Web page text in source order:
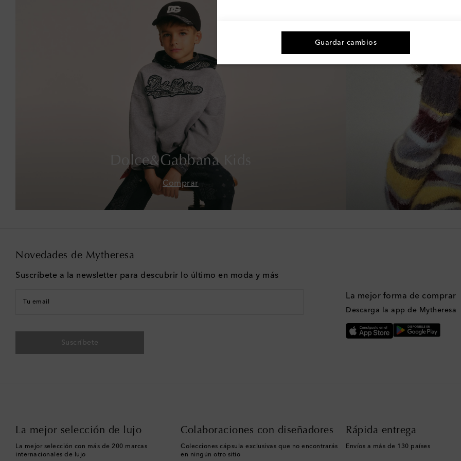
Dolce&Gabbana Kids
Comprar
Novedades de Mytheresa
Suscríbete a la newsletter para descubrir lo último en moda y más
Tu email
Suscríbete
La mejor forma de comprar
Descarga la app de Mytheresa
La mejor selección de lujo
La mejor selección con más de 200 marcas
internacionales de lujo
Colaboraciones con diseñadores
Colecciones cápsula exclusivas que no encontrarás
en ningún otro sitio
Rápida entrega
Envíos a más de 130 países
Guardar cambios